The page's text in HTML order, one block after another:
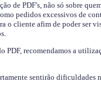
de PDF's, não só sobre
pedidos excessivos de
o cliente afim de poder ser
PDF, recomendamos a
sentirão dificuldades